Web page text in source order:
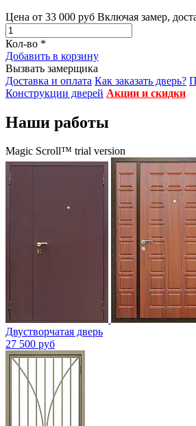
Цена от 33 000 руб Включая замер,
Кол-во *
Добавить в корзину
Вызвать замерщика
Доставка и оплата Как заказать дверь?
Конструкции дверей Акции и скидки
Наши работы
Magic Scroll™ trial version
Двустворчатая дверь
27 500 руб